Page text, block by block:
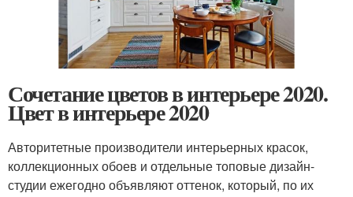
Сочетание цветов в интерьере 2020.
Цвет в интерьере 2020
Авторитетные производители интерьерных красок,
коллекционных обоев и отдельные топовые дизайн-
студии ежегодно объявляют оттенок, который, по их